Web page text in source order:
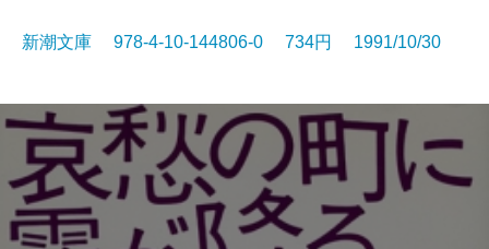
新潮文庫 978-4-10-144806-0 734円 1991/10/30